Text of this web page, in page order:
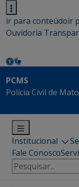
ir para conteúdoir
Ouvidoria
PCMS
Polícia Civil de
Institucional
Fale Conosco
Pesquisar
por: